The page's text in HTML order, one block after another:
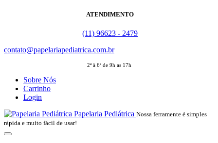
ATENDIMENTO
(11) 96623 - 2479
contato@papelariapediatrica.com.br
2ª à 6ª de 9h as 17h
Sobre Nós
Carrinho
Login
Papelaria Pediátrica Nossa ferramente é simples
rápida e muito fácil de usar!